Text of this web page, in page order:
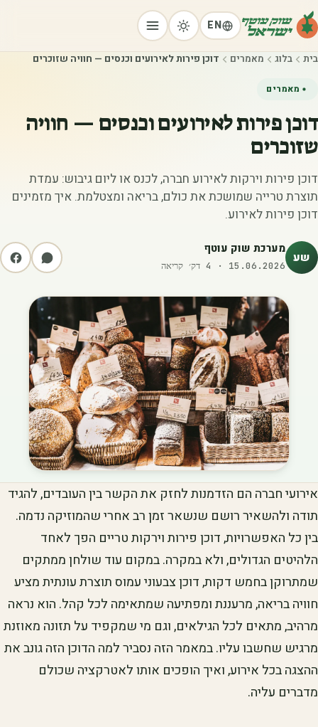
EN
בית בלוג מאמרים דוכן פירות לאירועים וכנסים — חוויה שזוכרים
מאמרים
דוכן פירות לאירועים וכנסים — חוויה
שזוכרים
דוכן פירות וירקות לאירוע חברה, לכנס או ליום גיבוש: עמדת
תוצרת טרייה שמושכת את כולם, בריאה ומצטלמת. איך מזמינים
דוכן פירות לאירוע.
שע מערכת שוק עוטף
15.06.2026
·
4 דק׳ קריאה
אירועי חברה הם הזדמנות לחזק את הקשר בין העובדים, להגיד
תודה ולהשאיר רושם שנשאר זמן רב אחרי שהמוזיקה נדמה.
בין כל האפשרויות, דוכן פירות וירקות טריים הפך לאחד
הלהיטים הגדולים, ולא במקרה. במקום עוד שולחן ממתקים
שמתרוקן בחמש דקות, דוכן צבעוני עמוס תוצרת עונתית מציע
חוויה בריאה, מרעננת ומפתיעה שמתאימה לכל קהל. הוא נראה
מרהיב, מתאים לכל הגילאים, וגם מי שמקפיד על תזונה מאוזנת
מרגיש שחשבו עליו. במאמר הזה נסביר למה הדוכן הזה גונב את
ההצגה בכל אירוע, ואיך הופכים אותו לאטרקציה שכולם
מדברים עליה.